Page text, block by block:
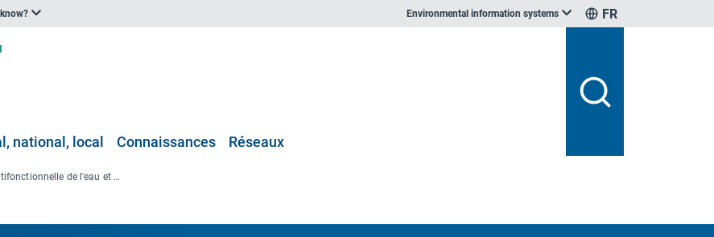
Environmental information systems FR
national, local Connaissances Réseaux
Gestion multifonctionnelle de l'eau et développement d'infrastructures vertes dans un éco-quartier de Rouen